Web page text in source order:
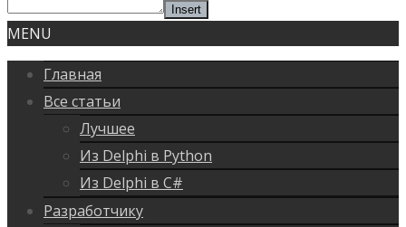
Insert
MENU
Главная
Все статьи
Лучшее
Из Delphi в Python
Из Delphi в C#
Разработчику